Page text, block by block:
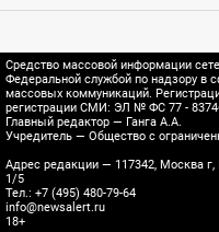
Средство массовой информации
Федеральной службой по надзору в
массовых коммуникаций.
регистрации СМИ: ЭЛ № ФС 77 -
Главный редактор — Ганга А.А.
Учредитель — Общество с
Адрес редакции — 117342, Москва
1/5
Тел.: +7 (495) 480-79-64
info@newsalert.ru
18+